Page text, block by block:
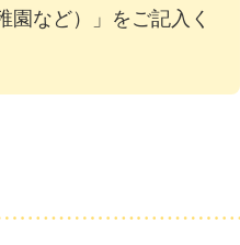
園など）」をご記入く